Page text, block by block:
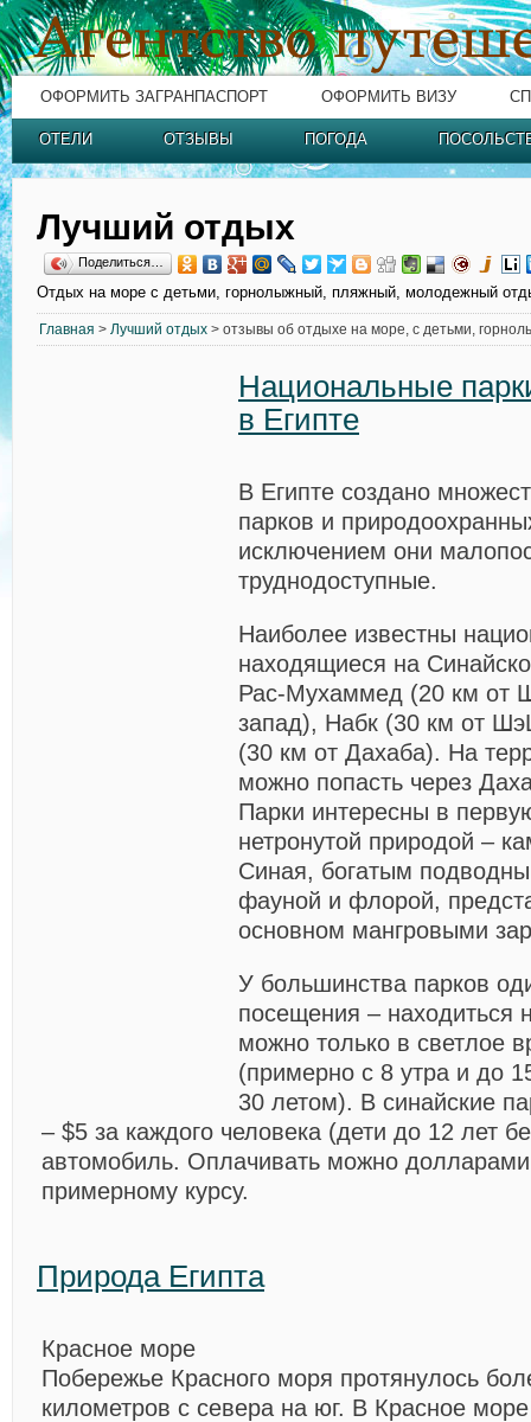
ОФОРМИТЬ ЗАГРАНПАСПОРТ ОФОРМИТЬ ВИЗУ
ОТЕЛИ ОТЗЫВЫ ПОГОДА
Лучший отдых
Поделиться…
Отдых на море с детьми, горнолыжный, пляжный, молодежный
Главная > Лучший отдых > отзывы об отдыхе на море, с детьми,
Национальные
в Египте
В Египте создано
парков и
исключением они
труднодоступные.
Наиболее известны
находящиеся на
Рас-Мухаммед (20 км от
запад), Набк (30 км от
(30 км от Дахаба). На
можно попасть через
Парки интересны в
нетронутой природой –
Синая, богатым
фауной и флорой,
основном мангровыми
У большинства парков
посещения – находиться
можно только в светлое
(примерно с 8 утра и до
30 летом). В синайские
– $5 за каждого человека (дети до 12 лет
автомобиль. Оплачивать можно
примерному курсу.
Природа Египтa
Красное море
Побережье Красного моря протянулось
километров с севера на юг. В Красное